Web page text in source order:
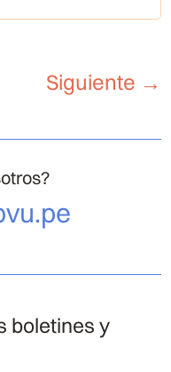
Siguiente →
boletines y